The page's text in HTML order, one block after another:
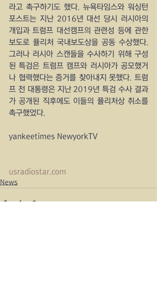
라고 촉구하기도 했다. 뉴욕타임스와 워싱턴
포스트는 지난 2016년 대선 당시 러시아의
개입과 트럼프 대선캠프의 관련성 등에 관한
보도로 퓰리처 국내보도상을 공동 수상했다.
그러나 러시아 스캔들을 수사하기 위해 구성
된 특검은 트럼프 캠프와 러시아가 공모했거
나 협력했다는 증거를 찾아내지 못했다. 트럼
프 전 대통령은 지난 2019년 특검 수사 결과
가 공개된 직후에도 이들의 퓰리처상 취소를
촉구했었다.
yankeetimes NewyorkTV
usradiostar.com
News